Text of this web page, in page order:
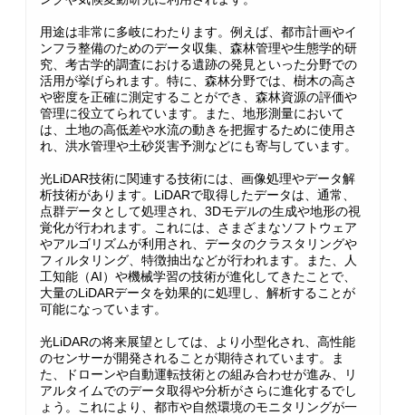
用途は非常に多岐にわたります。例えば、都市計画やイ
ンフラ整備のためのデータ収集、森林管理や生態学的研
究、考古学的調査における遺跡の発見といった分野での
活用が挙げられます。特に、森林分野では、樹木の高さ
や密度を正確に測定することができ、森林資源の評価や
管理に役立てられています。また、地形測量において
は、土地の高低差や水流の動きを把握するために使用さ
れ、洪水管理や土砂災害予測などにも寄与しています。
光LiDAR技術に関連する技術には、画像処理やデータ解
析技術があります。LiDARで取得したデータは、通常、
点群データとして処理され、3Dモデルの生成や地形の視
覚化が行われます。これには、さまざまなソフトウェア
やアルゴリズムが利用され、データのクラスタリングや
フィルタリング、特徴抽出などが行われます。また、人
工知能（AI）や機械学習の技術が進化してきたことで、
大量のLiDARデータを効果的に処理し、解析することが
可能になっています。
光LiDARの将来展望としては、より小型化され、高性能
のセンサーが開発されることが期待されています。ま
た、ドローンや自動運転技術との組み合わせが進み、リ
アルタイムでのデータ取得や分析がさらに進化するでし
ょう。これにより、都市や自然環境のモニタリングが一